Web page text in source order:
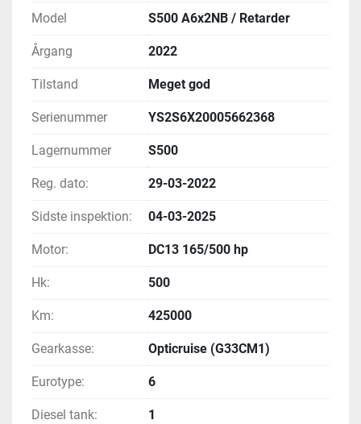
Model S500 A6x2NB / Retarder
Årgang 2022
Tilstand Meget god
Serienummer YS2S6X20005662368
Lagernummer S500
Reg. dato: 29-03-2022
Sidste inspektion: 04-03-2025
Motor: DC13 165/500 hp
Hk: 500
Km: 425000
Gearkasse: Opticruise (G33CM1)
Eurotype: 6
Diesel tank: 1